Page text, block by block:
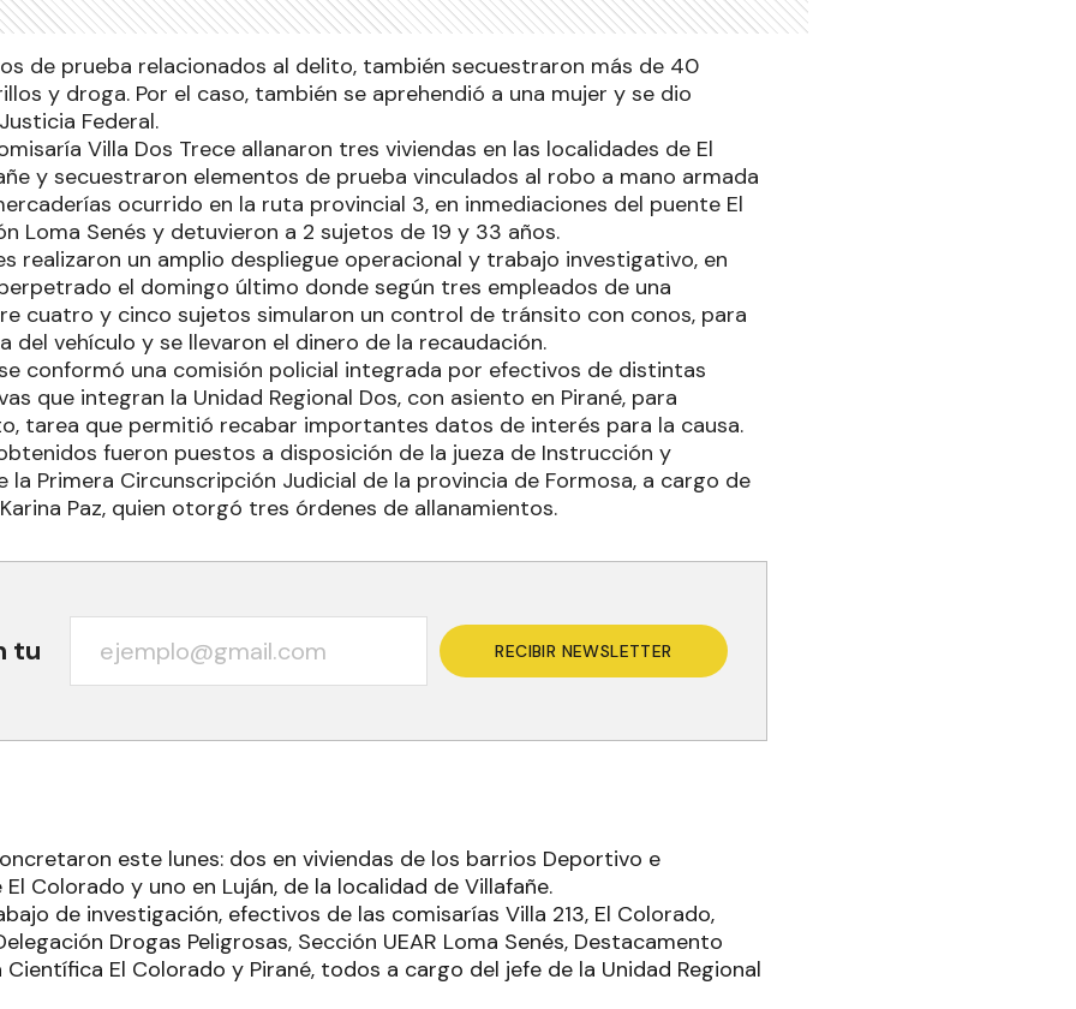
de prueba relacionados al delito, también secuestraron más de 40
y droga. Por el caso, también se aprehendió a una mujer y se dio
Federal.
Villa Dos Trece allanaron tres viviendas en las localidades de El
y secuestraron elementos de prueba vinculados al robo a mano armada
ocurrido en la ruta provincial 3, en inmediaciones del puente El
Loma Senés y detuvieron a 2 sujetos de 19 y 33 años.
realizaron un amplio despliegue operacional y trabajo investigativo, en
el domingo último donde según tres empleados de una
cuatro y cinco sujetos simularon un control de tránsito con conos, para
del vehículo y se llevaron el dinero de la recaudación.
conformó una comisión policial integrada por efectivos de distintas
que integran la Unidad Regional Dos, con asiento en Pirané, para
tarea que permitió recabar importantes datos de interés para la causa.
fueron puestos a disposición de la jueza de Instrucción y
la Primera Circunscripción Judicial de la provincia de Formosa, a cargo de
Paz, quien otorgó tres órdenes de allanamientos.
tu RECIBIR NEWSLETTER
este lunes: dos en viviendas de los barrios Deportivo e
Colorado y uno en Luján, de la localidad de Villafañe.
de investigación, efectivos de las comisarías Villa 213, El Colorado,
Drogas Peligrosas, Sección UEAR Loma Senés, Destacamento
Científica El Colorado y Pirané, todos a cargo del jefe de la Unidad Regional